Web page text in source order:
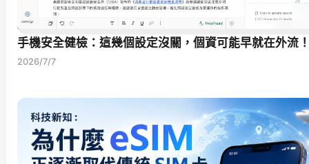
手機安全健檢：這幾個設定沒關，個資可能早就在外流
2026/7/7